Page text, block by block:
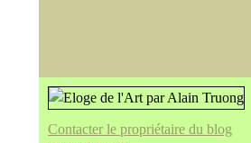
Contacter le propriétaire du blog